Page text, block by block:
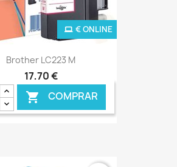
Brother LC223 M
17,70 €
 COMPRAR
€ ONLINE